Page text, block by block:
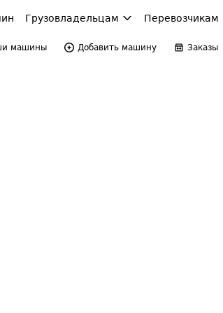
Грузовладельцам Перевозчикам
машины Добавить машину Заказы